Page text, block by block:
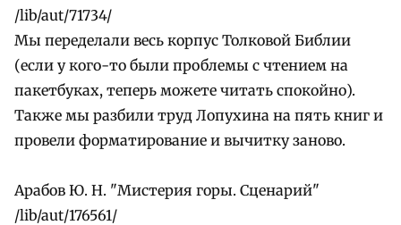
/lib/aut/71734/
Мы переделали весь корпус Толковой Библии
(если у кого-то были проблемы с чтением на
пакетбуках, теперь можете читать спокойно).
Также мы разбили труд Лопухина на пять книг и
провели форматирование и вычитку заново.
Арабов Ю. Н. "Мистерия горы. Сценарий"
/lib/aut/176561/